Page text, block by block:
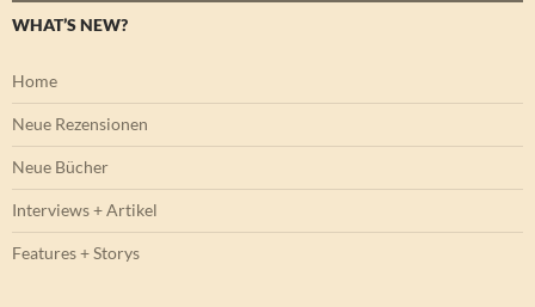
WHAT’S NEW?
Home
Neue Rezensionen
Neue Bücher
Interviews + Artikel
Features + Storys